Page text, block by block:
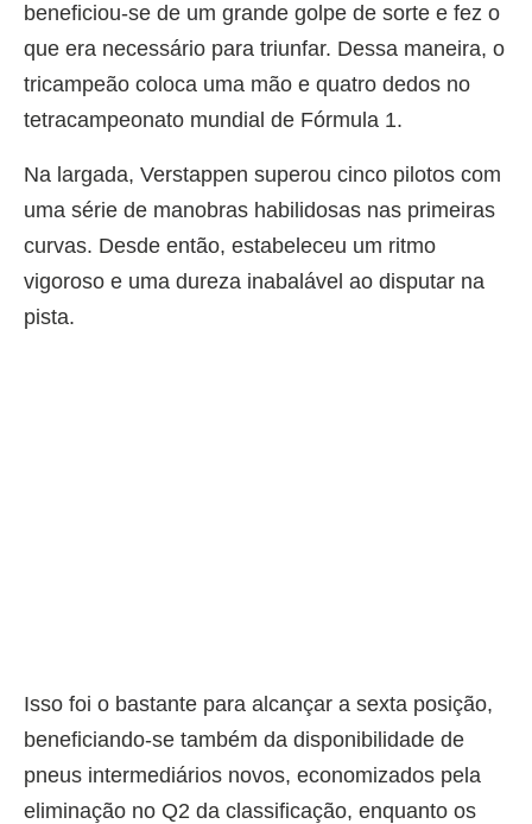
beneficiou-se de um grande golpe de sorte e fez o
que era necessário para triunfar. Dessa maneira, o
tricampeão coloca uma mão e quatro dedos no
tetracampeonato mundial de Fórmula 1.
Na largada, Verstappen superou cinco pilotos com
uma série de manobras habilidosas nas primeiras
curvas. Desde então, estabeleceu um ritmo
vigoroso e uma dureza inabalável ao disputar na
pista.
Isso foi o bastante para alcançar a sexta posição,
beneficiando-se também da disponibilidade de
pneus intermediários novos, economizados pela
eliminação no Q2 da classificação, enquanto os